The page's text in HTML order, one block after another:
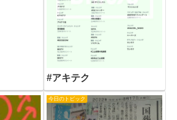
#アキテク
今日のトピック